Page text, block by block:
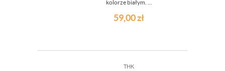
kolorze białym. ...
59,00zł
THK